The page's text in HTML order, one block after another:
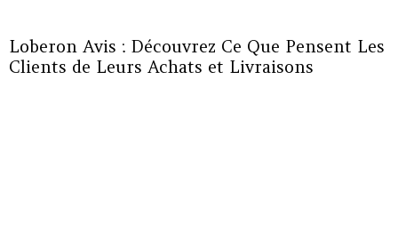
Loberon Avis : Découvrez Ce Que Pensent Les
Clients de Leurs Achats et Livraisons